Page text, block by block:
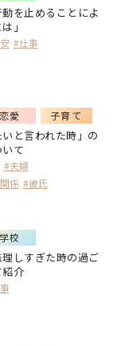
を止めることによ
」
#仕事
恋愛 子育て
いと言われた時」の
て
#夫婦
係 #彼氏
学校
理しすぎた時の過ご
紹介